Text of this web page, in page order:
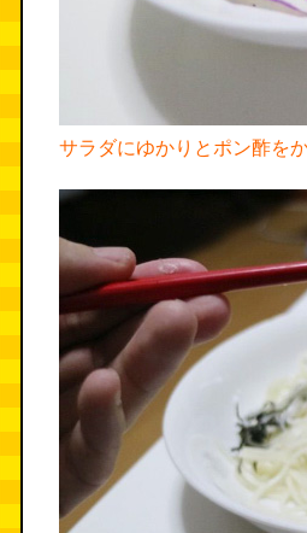
サラダにゆかりとポン酢を